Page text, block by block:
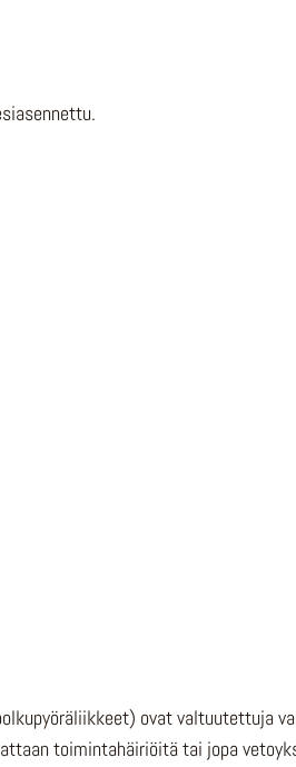
ovat valtuutettuja
toimintahäiriöitä tai jopa